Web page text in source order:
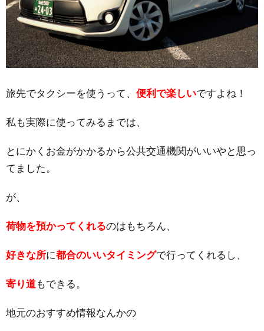
旅先でタクシーを使うって、 便利で楽しいですよね！
私も実際に使ってみるまでは、
とにかくお金がかかるから公共交通機関がいいやと思っ
てました。
が、
荷物を預かってくれるのはもちろん、
好きな所に都合のいいタイミングで行ってくれるし、
寄り道もできる。
地元のおすすめ情報なんかの